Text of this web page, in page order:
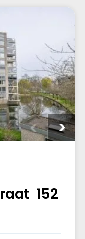
152